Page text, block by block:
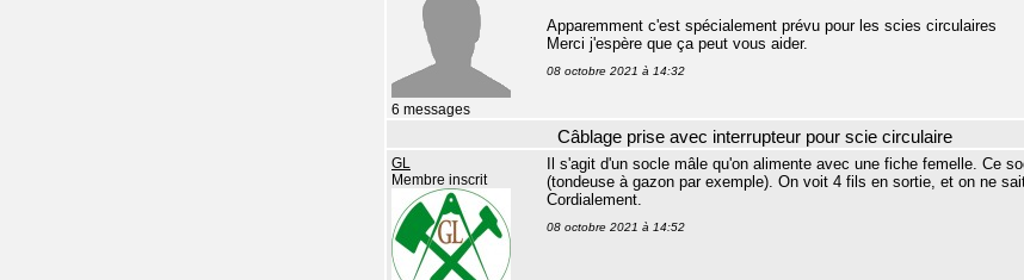
6 messages
Apparemment c'est spécialement prévu pour les scies circulaires
Merci j'espère que ça peut vous aider.
08 octobre 2021 à 14:32
Câblage prise avec interrupteur pour scie circulaire
GL
Membre inscrit
Il s'agit d'un socle mâle qu'on alimente avec une fiche femelle. Ce
(tondeuse à gazon par exemple). On voit 4 fils en sortie, et on ne
Cordialement.
08 octobre 2021 à 14:52